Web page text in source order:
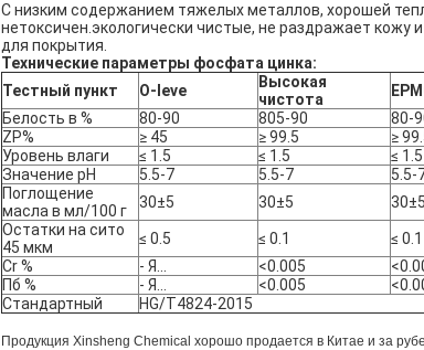
С низким содержанием тяжелых металлов, хорошей
нетоксичен.экологически чистые, не раздражает
для покрытия.
Технические параметры фосфата цинка:
Тестный пункт
O-leve
Высокая
чистота
Белость в %
80-90 805-90 80-
ZP%
≥ 45 ≥ 99.5 ≥
Уровень влаги
≤ 1.5 ≤ 1.5 ≤ 1.5
Значение pH
5.5-7 5.5-7 5.5-
Поглощение
масла в мл/100 г
30±5 30±5 30±5
Остатки на сито
45 мкм
≤ 0.5 ≤ 0.1 ≤ 0.1
Cr %
- Я... <0.005
Пб %
- Я... <0.005
Стандартный
HG/T4824-2015
Продукция Xinsheng Chemical хорошо продается в Китае и за